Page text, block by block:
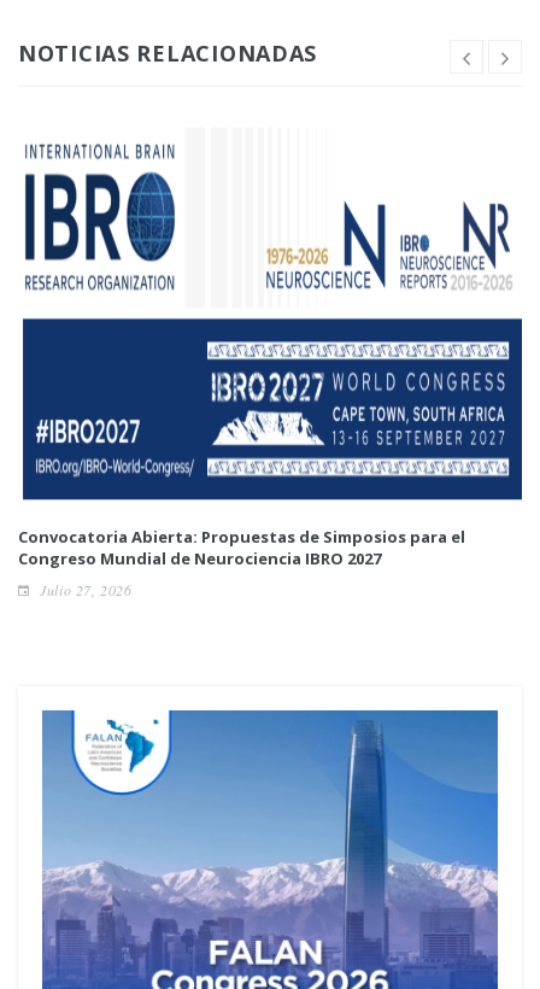
NOTICIAS RELACIONADAS
Convocatoria Abierta: Propuestas de Simposios para el
Congreso Mundial de Neurociencia IBRO 2027
Julio 27, 2026